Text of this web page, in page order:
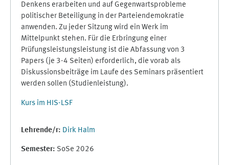
Denkens erarbeiten und auf Gegenwartsprobleme
politischer Beteiligung in der Parteiendemokratie
anwenden. Zu jeder Sitzung wird ein Werk im
Mittelpunkt stehen. Für die Erbringung einer
Prüfungsleistungsleistung ist die Abfassung von 3
Papers (je 3-4 Seiten) erforderlich, die vorab als
Diskussionsbeiträge im Laufe des Seminars präsentiert
werden sollen (Studienleistung).
Kurs im HIS-LSF
Lehrende/r: Dirk Halm
Semester: SoSe 2026